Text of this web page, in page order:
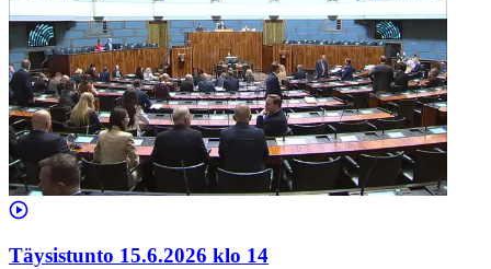
Täysistunto 15.6.2026 klo 14